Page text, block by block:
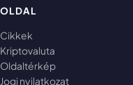
OLDAL
Cikkek
Kriptovaluta
Oldaltérkép
Jogi nyilatkozat